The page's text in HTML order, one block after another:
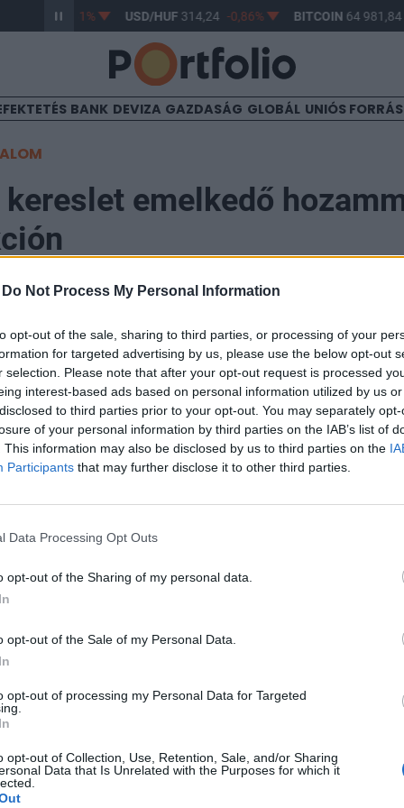
Do Not Process My Personal Information
opt-out of the sale, sharing to third parties, or processing of your
for targeted advertising by us, please use the below opt-out
selection. Please note that after your opt-out request is processed
interest-based ads based on personal information utilized by us
to third parties prior to your opt-out. You may separately
of your personal information by third parties on the IAB’s list of
This information may also be disclosed by us to third parties on the
Participants that may further disclose it to other third parties.
Data Processing Opt Outs
opt-out of the Sharing of my personal data.
opt-out of the Sale of my Personal Data.
opt-out of processing my Personal Data for Targeted
opt-out of Collection, Use, Retention, Sale, and/or Sharing
Data that Is Unrelated with the Purposes for which it
-0,61% USD/HUF314,24 -0,86% BITCOIN 64 981,84
BANK DEVIZA GAZDASÁG GLOBÁL UNIÓS
emelkedő
Kezelő Központ által mára kitűzött 3 éves (2010/C)
meghirdetett 75 milliárd forintnyi
érkezett. A kibocsátó a bőséges kereslet
mennyiséget fogadta el. A lefedettség így
7.00%-os lett.
ajánlatok hozama 6.93% és 7.03% között szóródott.A jelen
portfolio.hu hírarchívumához tartozik, melynek olvasása
tartalmazza:
cikkarchívum